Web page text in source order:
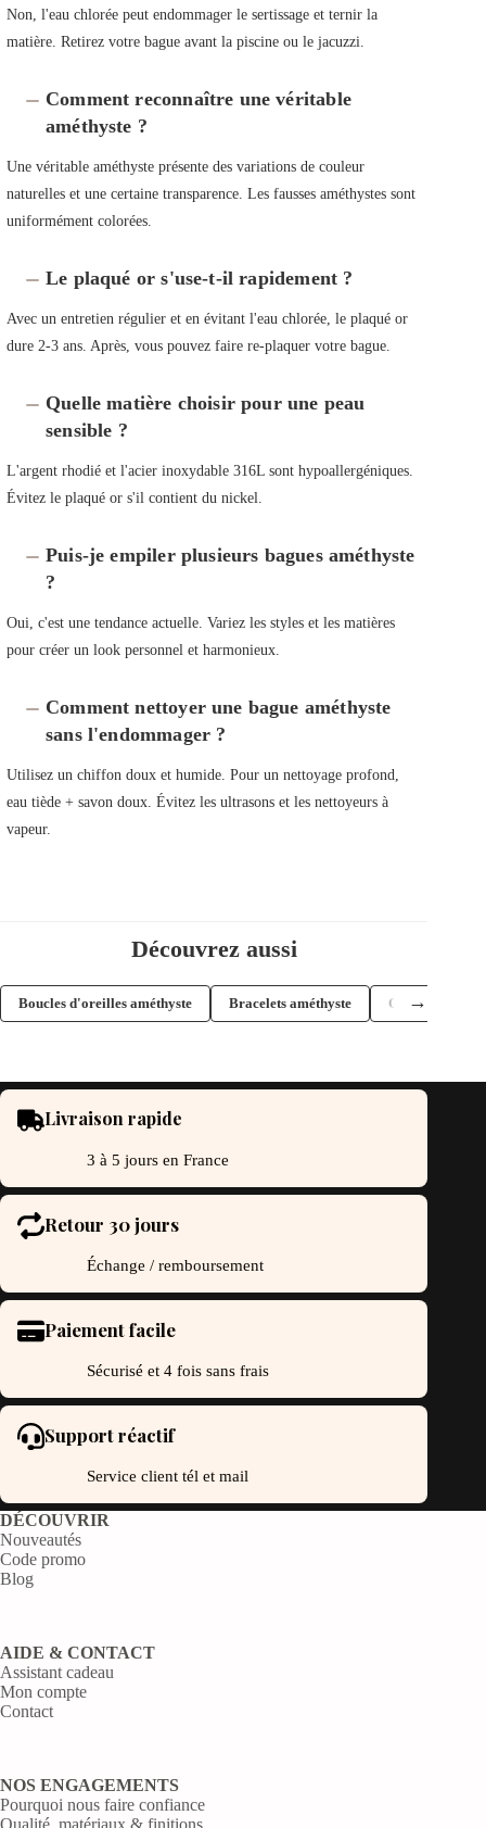
Non, l'eau chlorée peut endommager le sertissage et ternir la
matière. Retirez votre bague avant la piscine ou le jacuzzi.
Comment reconnaître une véritable
améthyste ?
Une véritable améthyste présente des variations de couleur
naturelles et une certaine transparence. Les fausses améthystes sont
uniformément colorées.
Le plaqué or s'use-t-il rapidement ?
Avec un entretien régulier et en évitant l'eau chlorée, le plaqué or
dure 2-3 ans. Après, vous pouvez faire re-plaquer votre bague.
Quelle matière choisir pour une peau
sensible ?
L'argent rhodié et l'acier inoxydable 316L sont hypoallergéniques.
Évitez le plaqué or s'il contient du nickel.
Puis-je empiler plusieurs bagues améthyste
?
Oui, c'est une tendance actuelle. Variez les styles et les matières
pour créer un look personnel et harmonieux.
Comment nettoyer une bague améthyste
sans l'endommager ?
Utilisez un chiffon doux et humide. Pour un nettoyage profond,
eau tiède + savon doux. Évitez les ultrasons et les nettoyeurs à
vapeur.
Découvrez aussi
Boucles d'oreilles améthyste Bracelets améthyste Colliers
→
Livraison rapide
3 à 5 jours en France
Retour 30 jours
Échange / remboursement
Paiement facile
Sécurisé et 4 fois sans frais
Support réactif
Service client tél et mail
DÉCOUVRIR
Nouveautés
Code promo
Blog
AIDE & CONTACT
Assistant cadeau
Mon compte
Contact
NOS ENGAGEMENTS
Pourquoi nous faire confiance